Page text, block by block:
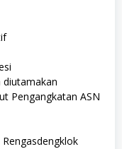
diutamakan
Pengangkatan ASN